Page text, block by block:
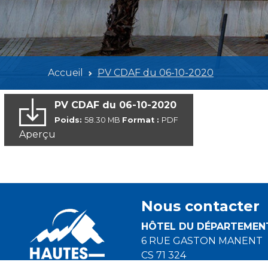
Accueil PV CDAF du 06-10-2020
PV CDAF du 06-10-2020
Poids: 58.30 MB Format : PDF
Aperçu
Nous contacter
HÔTEL DU
6 RUE GASTON MANENT
CS 71 324